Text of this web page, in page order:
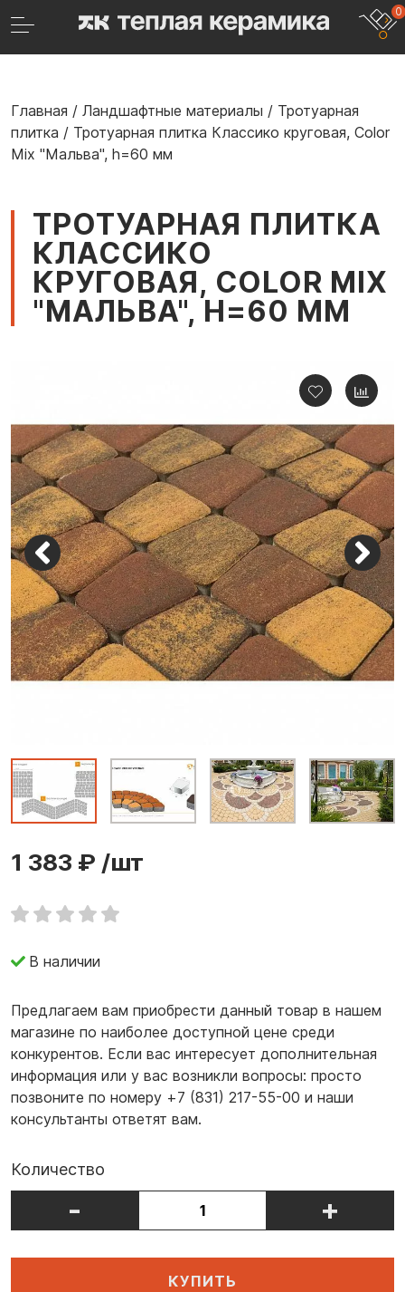
0
Главная / Ландшафтные материалы / Тротуарная
плитка / Тротуарная плитка Классико круговая, Color
Mix "Мальва", h=60 мм
ТРОТУАРНАЯ ПЛИТКА
КЛАССИКО
КРУГОВАЯ, COLOR MIX
"МАЛЬВА", H=60 ММ
1 383 ₽ /шт
В наличии
Предлагаем вам приобрести данный товар в нашем
магазине по наиболее доступной цене среди
конкурентов. Если вас интересует дополнительная
информация или у вас возникли вопросы: просто
позвоните по номеру +7 (831) 217-55-00 и наши
консультанты ответят вам.
Количество
- +
КУПИТЬ